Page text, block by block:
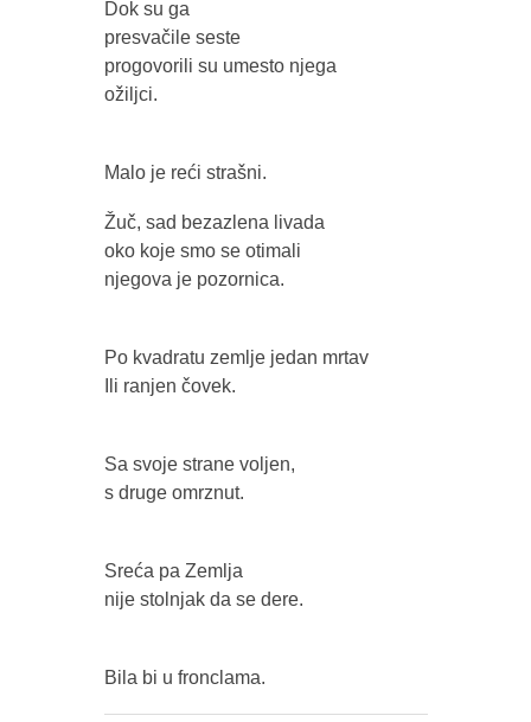
Dok su ga
presvačile seste
progovorili su umesto njega
ožiljci.
Malo je reći strašni.
Žuč, sad bezazlena livada
oko koje smo se otimali
njegova je pozornica.
Po kvadratu zemlje jedan mrtav
Ili ranjen čovek.
Sa svoje strane voljen,
s druge omrznut.
Sreća pa Zemlja
nije stolnjak da se dere.
Bila bi u fronclama.